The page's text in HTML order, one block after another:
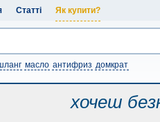
Статті Як купити?
масло антифриз домкрат
хочеш